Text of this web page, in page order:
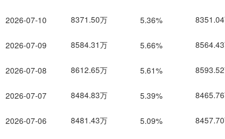
2026-07-10
2026-07-09
2026-07-08
2026-07-07
2026-07-06
8371.50万 5.36%
8584.31万 5.66%
8612.65万 5.61%
8484.83万 5.39%
8481.43万 5.09%